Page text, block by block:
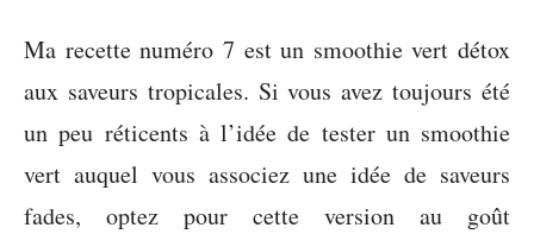
Ma recette numéro 7 est un smoothie vert détox
aux saveurs tropicales. Si vous avez toujours été
un peu réticents à l’idée de tester un smoothie
vert auquel vous associez une idée de saveurs
fades, optez pour cette version au goût